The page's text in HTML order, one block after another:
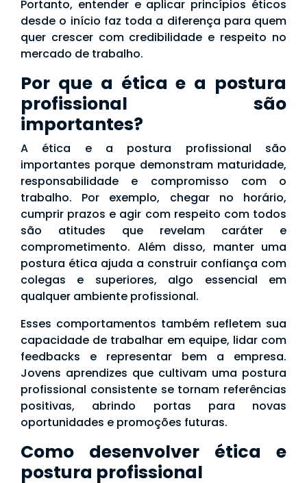
Portanto, entender e aplicar princípios éticos
desde o início faz toda a diferença para quem
quer crescer com credibilidade e respeito no
mercado de trabalho.
Por que a ética e a postura
profissional são
importantes?
A ética e a postura profissional são
importantes porque demonstram maturidade,
responsabilidade e compromisso com o
trabalho. Por exemplo, chegar no horário,
cumprir prazos e agir com respeito com todos
são atitudes que revelam caráter e
comprometimento. Além disso, manter uma
postura ética ajuda a construir confiança com
colegas e superiores, algo essencial em
qualquer ambiente profissional.
Esses comportamentos também refletem sua
capacidade de trabalhar em equipe, lidar com
feedbacks e representar bem a empresa.
Jovens aprendizes que cultivam uma postura
profissional consistente se tornam referências
positivas, abrindo portas para novas
oportunidades e promoções futuras.
Como desenvolver ética e
postura profissional